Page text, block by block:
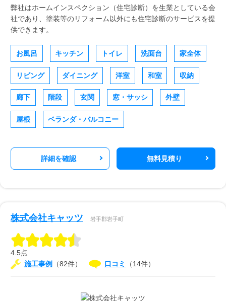
弊社はホームインスペクション（住宅診断）を生業としている会
社であり、塗装等のリフォーム以外にも住宅診断のサービスを提
供できます。
お風呂 キッチン トイレ 洗面台 家全体
リビング ダイニング 洋室 和室 収納
廊下 階段 玄関 窓・サッシ 外壁
屋根 ベランダ・バルコニー
詳細を確認 無料見積り
株式会社キャッツ 岩手郡岩手町
4.5点
施工事例
（82件） 口コミ （14件）